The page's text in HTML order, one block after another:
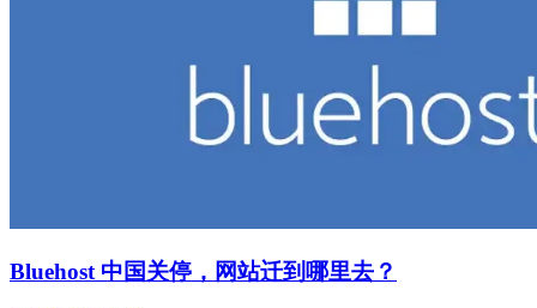
Bluehost 中国关停，网站迁到哪里去？